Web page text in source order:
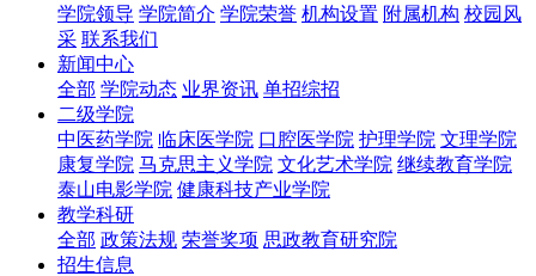
学院领导 学院简介 学院荣誉 机构设置 附属机构 校园风
采 联系我们
新闻中心
全部 学院动态 业界资讯 单招综招
二级学院
中医药学院 临床医学院 口腔医学院 护理学院 文理学院
康复学院 马克思主义学院 文化艺术学院 继续教育学院
泰山电影学院 健康科技产业学院
教学科研
全部 政策法规 荣誉奖项 思政教育研究院
招生信息